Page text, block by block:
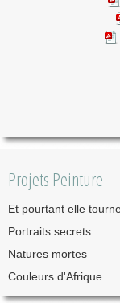
Projets Peinture
Et pourtant elle
Portraits secrets
Natures mortes
Couleurs d'Afrique